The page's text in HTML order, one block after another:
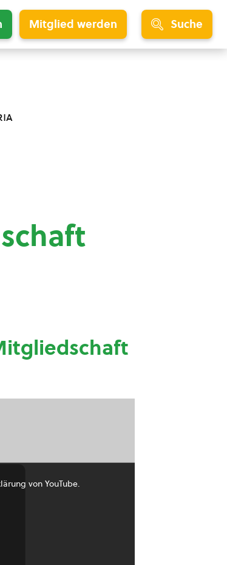
Mitglied werden Suche
von YouTube.